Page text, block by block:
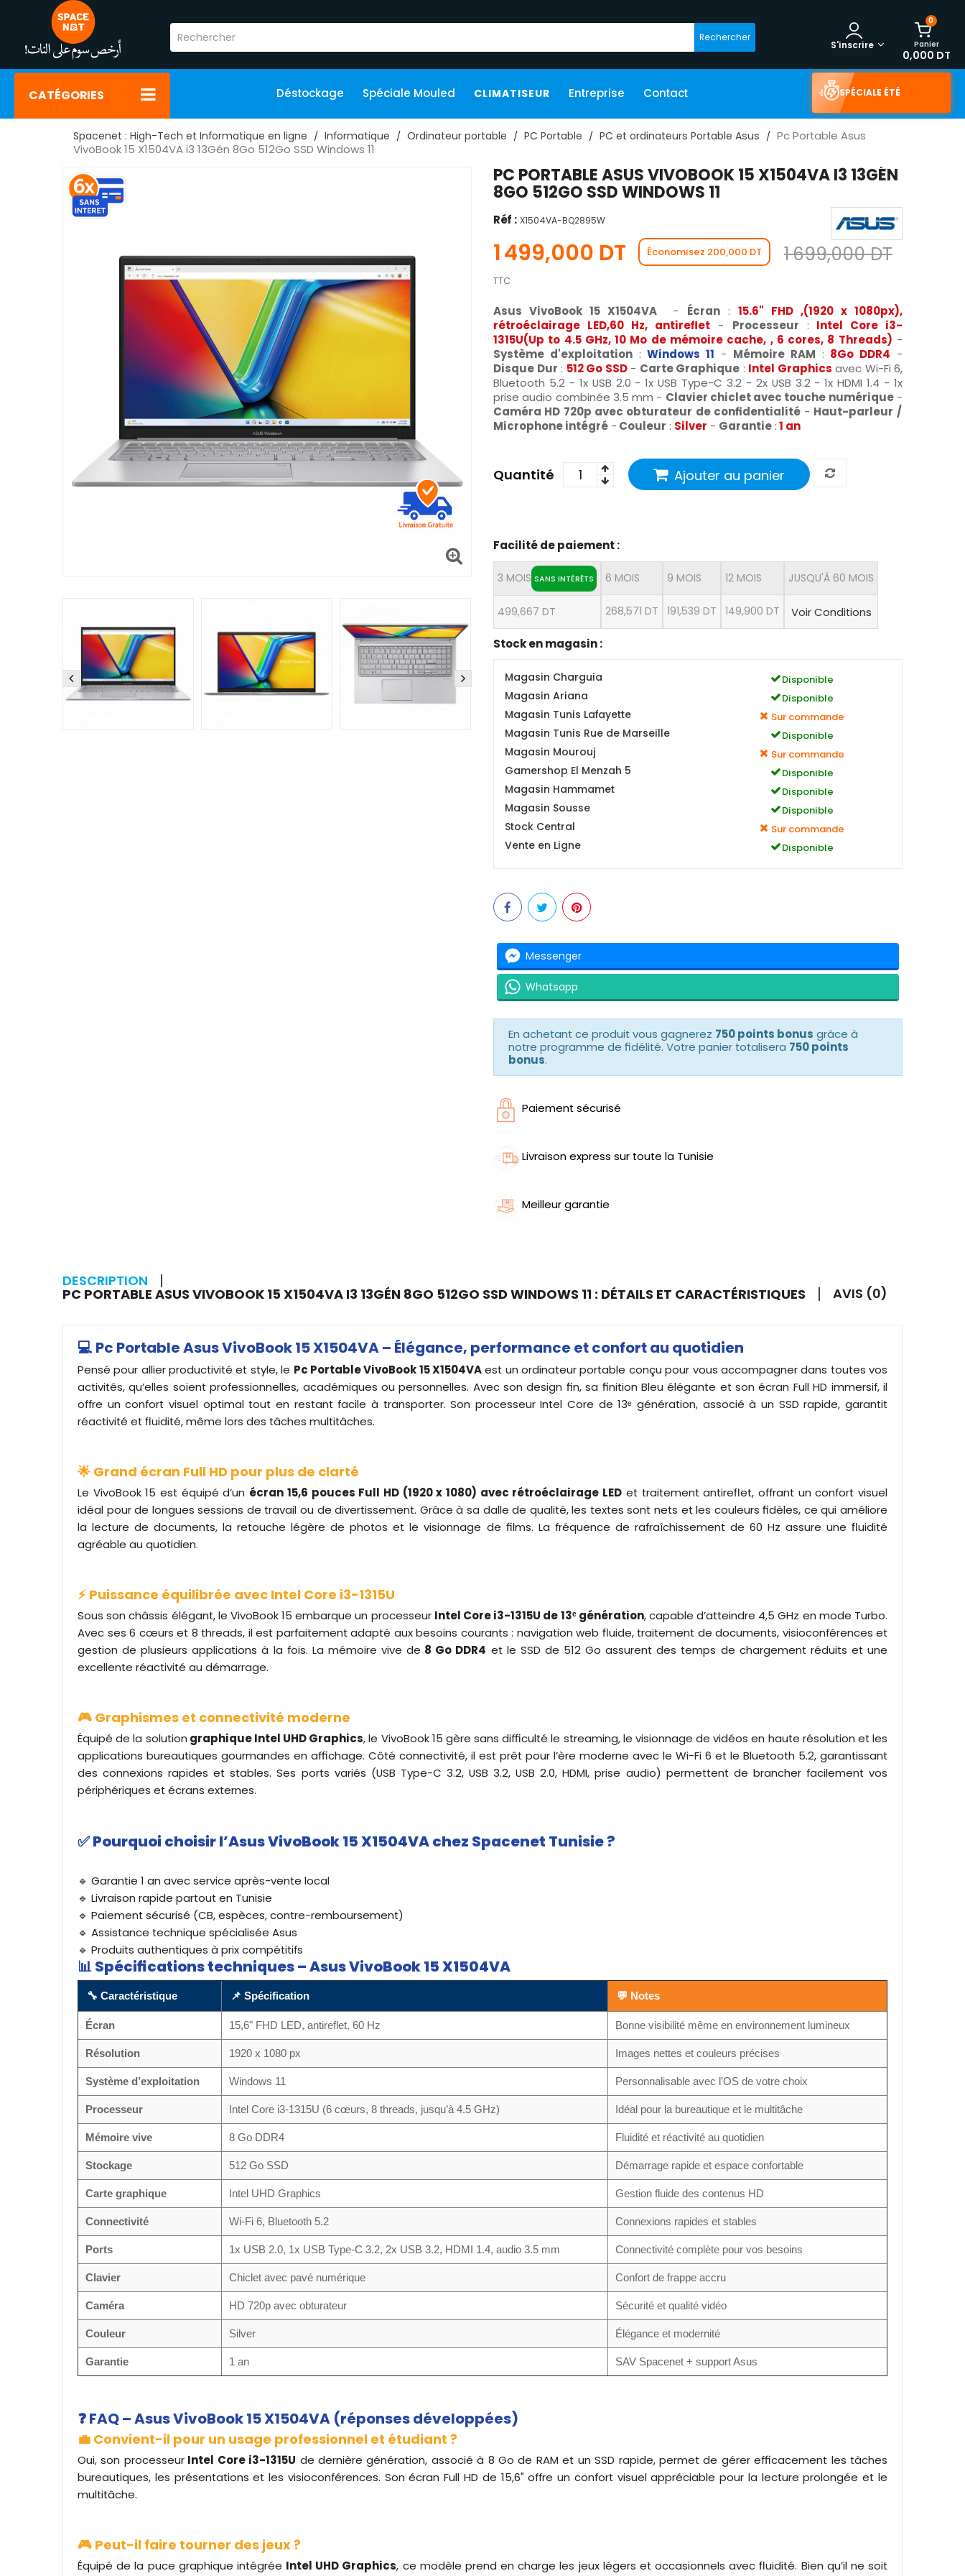
Rechercher
0
Panier
0,000 DT
S'inscrire
CATÉGORIES Déstockage Spéciale Mouled CLIMATISEUR Entreprise Contact SPÉCIALE ÉTÉ
Spacenet : High-Tech et Informatique en ligne Informatique Ordinateur portable PC Portable PC et ordinateurs Portable Asus
Pc Portable Asus
VivoBook 15 X1504VA i3 13Gén 8Go 512Go SSD Windows 11
PC PORTABLE ASUS VIVOBOOK 15 X1504VA I3 13GÉN
8GO 512GO SSD WINDOWS 11
Réf : X1504VA-BQ2895W
1 499,000 DT Économisez 200,000 DT 1 699,000 DT
TTC
Asus VivoBook 15 X1504VA - Écran: 15.6" FHD ,(1920 x 1080px),
rétroéclairage LED,60 Hz, antireflet - Processeur : Intel Core i3-
1315U(Up to 4.5 GHz, 10 Mo de mémoire cache, , 6 cores, 8 Threads) -
Système d'exploitation:Windows 11 - Mémoire RAM : 8Go DDR4 -
Disque Dur : 512 Go SSD- Carte Graphique : Intel Graphics avec Wi-Fi 6,
Bluetooth 5.2 - 1x USB 2.0 - 1x USB Type-C 3.2 - 2x USB 3.2 - 1x HDMI 1.4 - 1x
prise audio combinée 3.5 mm - Clavier chiclet avec touche numérique-
Caméra HD 720p avec obturateur de confidentialité- Haut-parleur /
Microphone intégré - Couleur : Silver - Garantie :1 an
Quantité Ajouter au panier
Facilité de paiement :
3 MOIS SANS INTÉRÊTS
499,667 DT
6 MOIS
268,571 DT
9 MOIS
191,539 DT
12 MOIS
149,900 DT
JUSQU'À 60 MOIS
Voir Conditions
Stock en magasin :
Magasin Charguia Disponible
Magasin Ariana Disponible
Magasin Tunis Lafayette Sur commande
Magasin Tunis Rue de Marseille Disponible
Magasin Mourouj Sur commande
Gamershop El Menzah 5 Disponible
Magasin Hammamet Disponible
Magasin Sousse Disponible
Stock Central Sur commande
Vente en Ligne Disponible
Messenger
Whatsapp
En achetant ce produit vous gagnerez 750 points bonus grâce à
notre programme de fidélité. Votre panier totalisera 750 points
bonus.
Paiement sécurisé
Livraison express sur toute la Tunisie
Meilleur garantie
DESCRIPTION
PC PORTABLE ASUS VIVOBOOK 15 X1504VA I3 13GÉN 8GO 512GO SSD WINDOWS 11 : DÉTAILS ET CARACTÉRISTIQUES AVIS (0)
💻 Pc Portable Asus VivoBook 15 X1504VA – Élégance, performance et confort au quotidien
Pensé pour allier productivité et style, le Pc Portable VivoBook 15 X1504VAest un ordinateur portable conçu pour vous accompagner dans toutes vos
activités, qu’elles soient professionnelles, académiques ou personnelles. Avec son design fin, sa finition Bleu élégante et son écran Full HD immersif, il
offre un confort visuel optimal tout en restant facile à transporter. Son processeur Intel Core de 13ᵉ génération, associé à un SSD rapide, garantit
réactivité et fluidité, même lors des tâches multitâches.
🌟 Grand écran Full HD pour plus de clarté
Le VivoBook 15 est équipé d’un écran 15,6 pouces Full HD (1920 x 1080) avec rétroéclairage LED et traitement antireflet, offrant un confort visuel
idéal pour de longues sessions de travail ou de divertissement. Grâce à sa dalle de qualité, les textes sont nets et les couleurs fidèles, ce qui améliore
la lecture de documents, la retouche légère de photos et le visionnage de films. La fréquence de rafraîchissement de 60 Hz assure une fluidité
agréable au quotidien.
⚡ Puissance équilibrée avec Intel Core i3-1315U
Sous son châssis élégant, le VivoBook 15 embarque un processeur Intel Core i3-1315U de 13ᵉ génération, capable d’atteindre 4,5 GHz en mode Turbo.
Avec ses 6 cœurs et 8 threads, il est parfaitement adapté aux besoins courants : navigation web fluide, traitement de documents, visioconférences et
gestion de plusieurs applications à la fois. La mémoire vive de 8 Go DDR4 et le SSD de 512 Go assurent des temps de chargement réduits et une
excellente réactivité au démarrage.
🎮 Graphismes et connectivité moderne
Équipé de la solution graphique Intel UHD Graphics, le VivoBook 15 gère sans difficulté le streaming, le visionnage de vidéos en haute résolution et les
applications bureautiques gourmandes en affichage. Côté connectivité, il est prêt pour l’ère moderne avec le Wi-Fi 6 et le Bluetooth 5.2, garantissant
des connexions rapides et stables. Ses ports variés (USB Type-C 3.2, USB 3.2, USB 2.0, HDMI, prise audio) permettent de brancher facilement vos
périphériques et écrans externes.
✅Pourquoi choisir l’Asus VivoBook 15 X1504VA chez Spacenet Tunisie ?
🔹 Garantie 1 an avec service après-vente local
🔹 Livraison rapide partout en Tunisie
🔹 Paiement sécurisé (CB, espèces, contre-remboursement)
🔹 Assistance technique spécialisée Asus
🔹 Produits authentiques à prix compétitifs
📊Spécifications techniques – Asus VivoBook 15 X1504VA
🔧 Caractéristique 📌 Spécification 💬 Notes
Écran 15,6" FHD LED, antireflet, 60 Hz Bonne visibilité même en environnement lumineux
Résolution 1920 x 1080 px Images nettes et couleurs précises
Système d’exploitation Windows 11 Personnalisable avec l’OS de votre choix
Processeur Intel Core i3-1315U (6 cœurs, 8 threads, jusqu’à 4.5 GHz) Idéal pour la bureautique et le multitâche
Mémoire vive 8 Go DDR4 Fluidité et réactivité au quotidien
Stockage 512 Go SSD Démarrage rapide et espace confortable
Carte graphique Intel UHD Graphics Gestion fluide des contenus HD
Connectivité Wi-Fi 6, Bluetooth 5.2 Connexions rapides et stables
Ports 1x USB 2.0, 1x USB Type-C 3.2, 2x USB 3.2, HDMI 1.4, audio 3.5 mm Connectivité complète pour vos besoins
Clavier Chiclet avec pavé numérique Confort de frappe accru
Caméra HD 720p avec obturateur Sécurité et qualité vidéo
Couleur Silver Élégance et modernité
Garantie 1 an SAV Spacenet + support Asus
❓ FAQ – Asus VivoBook 15 X1504VA (réponses développées)
💼 Convient-il pour un usage professionnel et étudiant ?
Oui, son processeurIntel Core i3-1315U de dernière génération, associé à 8 Go de RAM et un SSD rapide, permet de gérer efficacement les tâches
bureautiques, les présentations et les visioconférences. Son écran Full HD de 15,6" offre un confort visuel appréciable pour la lecture prolongée et le
multitâche.
🎮 Peut-il faire tourner des jeux ?
Équipé de la puce graphique intégrée Intel UHD Graphics, ce modèle prend en charge les jeux légers et occasionnels avec fluidité. Bien qu’il ne soit